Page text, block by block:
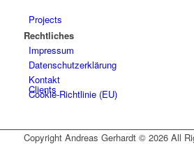
Projects
Clients
Rechtliches
Impressum
Datenschutzerklärung
Kontakt
Cookie-Richtlinie (EU)
Copyright Andreas Gerhardt © 2026 All